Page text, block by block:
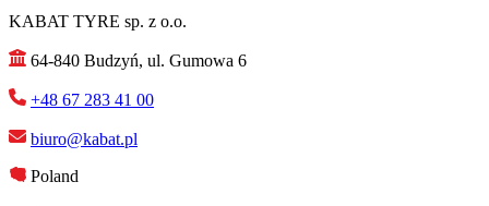
KABAT TYRE sp. z o.o.
64-840 Budzyń, ul. Gumowa 6
+48 67 283 41 00
biuro@kabat.pl
Poland